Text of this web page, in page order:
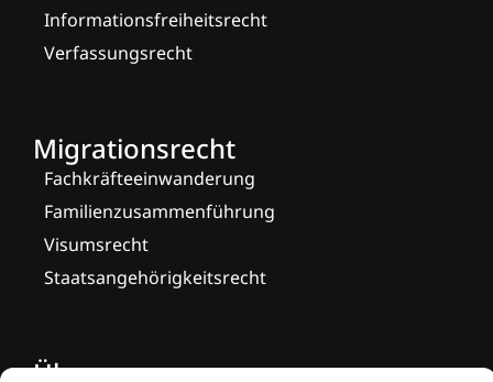
Informationsfreiheitsrecht
Verfassungsrecht
Migrationsrecht
Fachkräfteeinwanderung
Familienzusammenführung
Visumsrecht
Staatsangehörigkeitsrecht
Über uns